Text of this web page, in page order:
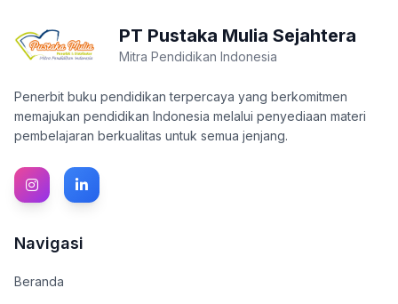
PT Pustaka Mulia Sejahtera
Mitra Pendidikan Indonesia
Penerbit buku pendidikan terpercaya yang berkomitmen
memajukan pendidikan Indonesia melalui penyediaan materi
pembelajaran berkualitas untuk semua jenjang.
Navigasi
Beranda